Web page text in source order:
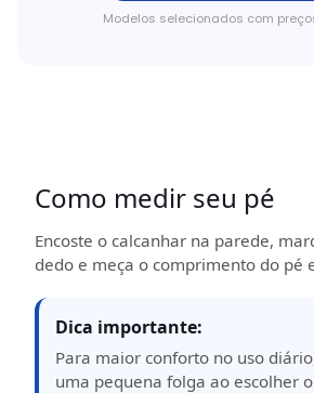
Modelos selecionados com
Como medir seu pé
Encoste o calcanhar na parede,
dedo e meça o comprimento do pé
Dica importante:
Para maior conforto no uso
uma pequena folga ao escolher